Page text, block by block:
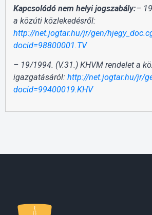
Kapcsolódó nem helyi jogszabály:–
a közúti közlekedésről:
http://net.jogtar.hu/jr/gen/
docid=98800001.TV
– 19/1994. (V.31.) KHVM rendelet a
igazgatásáról: http://net.jogtar.hu/jr/
docid=99400019.KHV